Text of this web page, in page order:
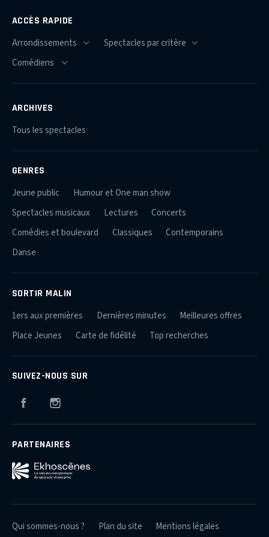
ACCÈS RAPIDE
ARCHIVES
Tous les spectacles
GENRES
Jeune public
Humour et One man show
Spectacles musicaux
Lectures
Concerts
Comédies et boulevard
Classiques
Contemporains
Danse
SORTIR MALIN
1ers aux premières Dernières minutes
Meilleures offres
Place Jeunes
Carte de fidélité Top recherches
SUIVEZ-NOUS SUR
Facebook
PARTENAIRES
Qui sommes-nous ? Plan du site Mentions légales